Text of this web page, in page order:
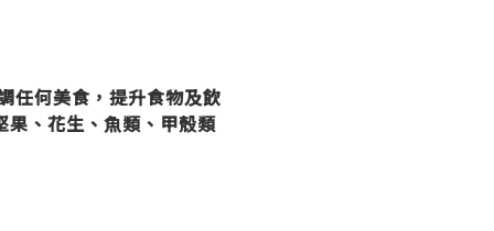
任何美食，提升食物及飲
果、花生、魚類、甲殼類